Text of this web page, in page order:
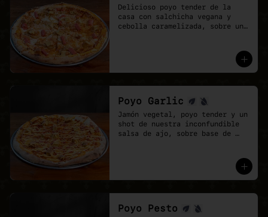
Delicioso poyo tender de la
casa con salchicha vegana y
cebolla caramelizada, sobre una
Poyo Garlic
Jamón vegetal, poyo tender y un
shot de nuestra inconfundible
salsa de ajo, sobre base de
Poyo Pesto